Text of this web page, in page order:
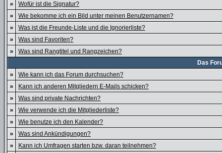
»
Wofür ist die Signatur?
»
Wie bekomme ich ein Bild unter meinen Benutzernamen?
»
Was ist die Freunde-Liste und die Ignorierliste?
»
Was sind Favoriten?
»
Was sind Rangtitel und Rangzeichen?
Das
»
Wie kann ich das Forum durchsuchen?
»
Kann ich anderen Mitgliedern E-Mails schicken?
»
Was sind private Nachrichten?
»
Wie verwende ich die Mitgliederliste?
»
Wie benutze ich den Kalender?
»
Was sind Ankündigungen?
»
Kann ich Umfragen starten bzw. daran teilnehmen?